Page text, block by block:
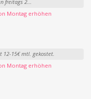
freitags 2...
Montag erhöhen
12-15€ mtl. gekostet.
Montag erhöhen